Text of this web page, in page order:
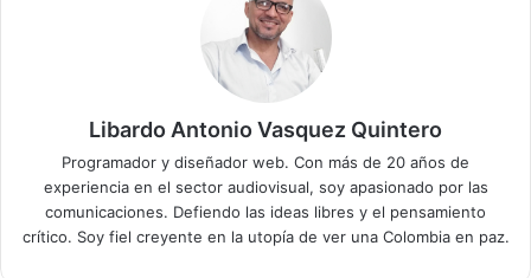
Libardo Antonio Vasquez Quintero
Programador y diseñador web. Con más de 20 años de
experiencia en el sector audiovisual, soy apasionado por las
comunicaciones. Defiendo las ideas libres y el pensamiento
crítico. Soy fiel creyente en la utopía de ver una Colombia en paz.